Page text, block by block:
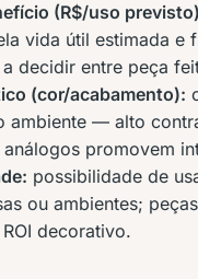
(R$/uso
vida útil estimada e
decidir entre peça
(cor/acabamento):
ambiente — alto
promovem
possibilidade de
ou ambientes;
decorativo.